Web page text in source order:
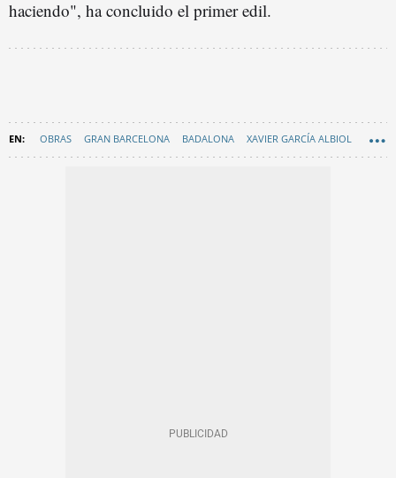
haciendo", ha concluido el primer edil.
OBRAS GRAN BARCELONA BADALONA XAVIER GARCÍA ALBIOL